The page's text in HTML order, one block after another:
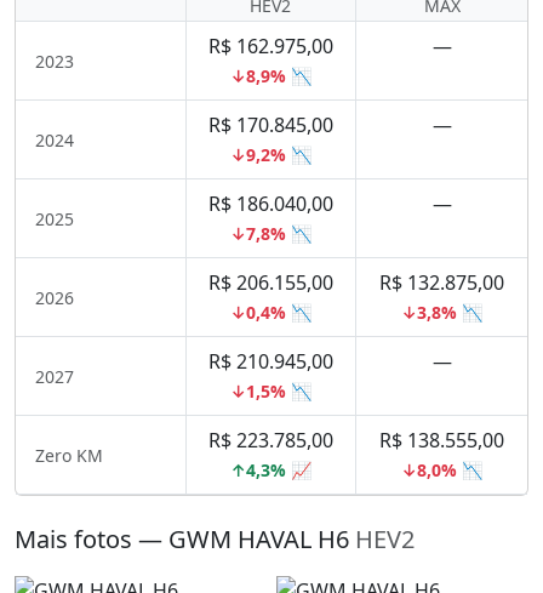
HEV2
MAX
2023
R$ 162.975,00
↓8,9% 📉
—
2024
R$ 170.845,00
↓9,2% 📉
—
2025
R$ 186.040,00
↓7,8% 📉
—
2026
R$ 206.155,00
↓0,4% 📉
R$ 132.875,00
↓3,8% 📉
2027
R$ 210.945,00
↓1,5% 📉
—
Zero KM
R$ 223.785,00
↑4,3% 📈
R$ 138.555,00
↓8,0% 📉
Mais fotos — GWM HAVAL H6 HEV2